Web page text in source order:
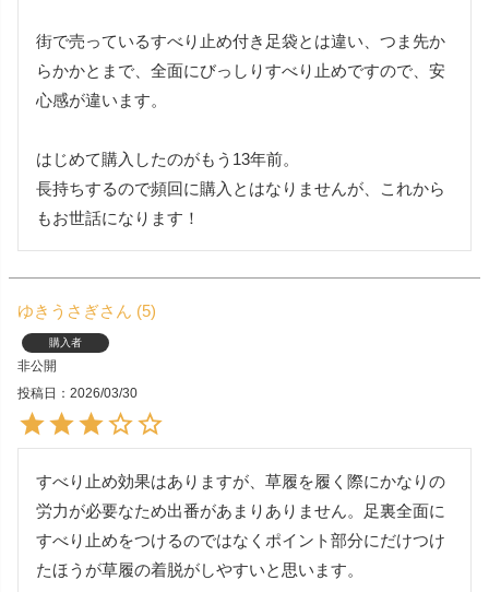
街で売っているすべり止め付き足袋とは違い、つま先か
らかかとまで、全面にびっしりすべり止めですので、安
心感が違います。
はじめて購入したのがもう13年前。
長持ちするので頻回に購入とはなりませんが、これから
もお世話になります！
ゆきうさぎ 5
購入者
非公開
投稿日
2026/03/30
すべり止め効果はありますが、草履を履く際にかなりの
労力が必要なため出番があまりありません。足裏全面に
すべり止めをつけるのではなくポイント部分にだけつけ
たほうが草履の着脱がしやすいと思います。